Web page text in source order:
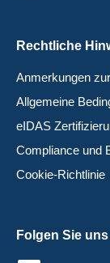
Rechtliche
Anmerkungen
Allgemeine
eIDAS
Compliance und
Cookie-Richtlinie
Folgen Sie